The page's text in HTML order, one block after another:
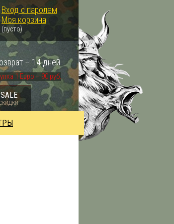
Вход с паролем
Моя корзина
(пусто)
1 Евро – 90 руб.
– 14 дней
SALE